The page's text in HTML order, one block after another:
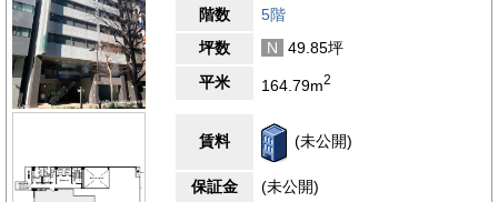
【周辺ガイド】
LUCID SQUARE SHIN-YOKOHAMAビルが立地する新横浜エリ
アは、ビジネスと商業が融合した活気のあるエリアです。本物件
が面する新横浜中央通りは、ビジネス街の中心部に位置しながら
も、比較的落ち着いた環境が広がっています。周辺にはオフィス
ビルが立ち並び、ビジネス向けの施設が充実している一方で、飲
食店やカフェも豊富に揃い、ランチや仕事帰りの食事にも便利で
す。駅周辺には「キュービックプラザ新横浜」や「新横浜プリン
スペペ」といった商業施設があり、日常的な買い物にも困りませ
ん。また、新横浜エリアの代表的な施設である「横浜アリーナ」
階数
5階
坪数
N
49.85坪
平米
164.79m2
賃料 (未公開)
保証金
(未公開)